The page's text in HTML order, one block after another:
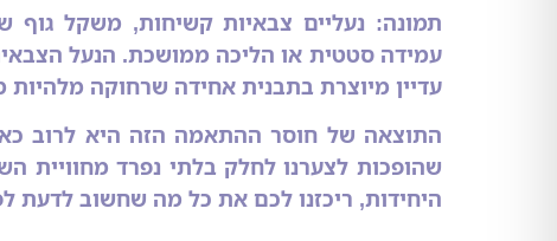
תמונה: נעליים צבאיות קשיחות, משקל
עמידה סטטית או הליכה ממושכת. הנעל
עדיין מיוצרת בתבנית אחידה שרחוקה
התוצאה של חוסר ההתאמה הזה היא לרוב
שהופכות לצערנו לחלק בלתי נפרד מחוויית
היחידות, ריכזנו לכם את כל מה שחשוב לדעת